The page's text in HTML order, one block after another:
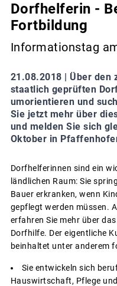
Dorfhelferin -
Fortbildung
Informationstag
21.08.2018 | Über den
staatlich geprüften
umorientieren und
Sie jetzt mehr über
und melden Sie sich
Oktober in
Dorfhelferinnen sind ein
ländlichen Raum: Sie
Bauer erkranken, wenn
gepflegt werden müssen.
erfahren Sie mehr über
Dorfhilfe. Der eigentliche
beinhaltet unter anderem
Sie entwickeln sich
Hauswirtschaft, Pflege